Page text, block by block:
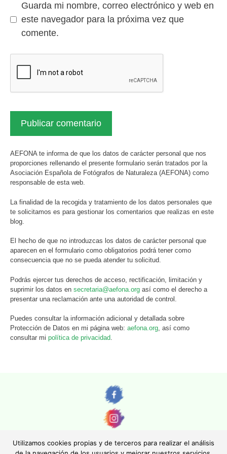
Guarda mi nombre, correo electrónico y web en
este navegador para la próxima vez que
comente.
AEFONA te informa de que los datos de carácter personal que nos
proporciones rellenando el presente formulario serán tratados por la
Asociación Española de Fotógrafos de Naturaleza (AEFONA) como
responsable de esta web.
La finalidad de la recogida y tratamiento de los datos personales que
te solicitamos es para gestionar los comentarios que realizas en este
blog.
El hecho de que no introduzcas los datos de carácter personal que
aparecen en el formulario como obligatorios podrá tener como
consecuencia que no se pueda atender tu solicitud.
Podrás ejercer tus derechos de acceso, rectificación, limitación y
suprimir los datos en secretaria@aefona.org así como el derecho a
presentar una reclamación ante una autoridad de control.
Puedes consultar la información adicional y detallada sobre
Protección de Datos en mi página web: aefona.org, así como
consultar mi política de privacidad.
Utilizamos cookies propias y de terceros para realizar el análisis